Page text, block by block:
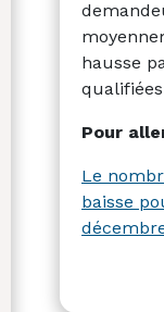
hausse
qualifiées
Pour
Le
baisse